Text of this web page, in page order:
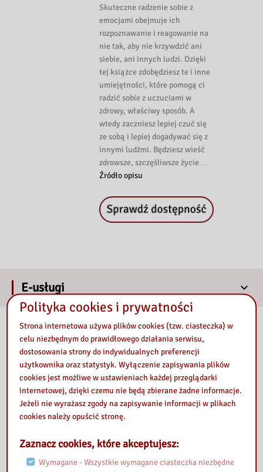
Skuteczne radzenie sobie z
emocjami obejmuje ich
rozpoznawanie i reagowanie na
nie tak, aby nie krzywdzić ani
siebie, ani innych ludzi. Dzięki
tej książce zdobędziesz te i inne
umiejętności, które pomogą ci
radzić sobie z uczuciami w
zdrowy, właściwy sposób. A
wtedy zaczniesz lepiej czuć się
ze sobą i lepiej dogadywać się z
innymi ludźmi. Będziesz wieść
zdrowsze, szczęśliwsze życie…
Źródło opisu
E-usługi
Nasza Biblioteka
Polityka cookies i prywatności
Strona internetowa używa plików cookies (tzw. ciasteczka) w
celu niezbędnym do prawidłowego działania serwisu,
dostosowania strony do indywidualnych preferencji
użytkownika oraz statystyk. Wyłączenie zapisywania plików
cookies jest możliwe w ustawieniach każdej przeglądarki
internetowej, dzięki czemu nie będą zbierane żadne informacje.
Jeżeli nie wyrażasz zgody na zapisywanie informacji w plikach
cookies należy opuścić stronę.
Zaznacz cookies, które akceptujesz:
Wymagane - Wszystkie wymagane ciasteczka niezbędne